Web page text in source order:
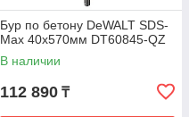
Бур по бетону DeWALT SDS-
Max 40x570мм DT60845-QZ
В наличии
112 890 ₸